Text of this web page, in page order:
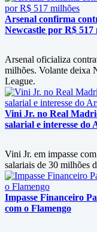
Arsenal confirma
Newcastle por R$ 517
Arsenal oficializa
milhões. Volante deixa
League.
Vini Jr. no Real
salarial e interesse do
Vini Jr. em impasse
salariais de 30 milhões
Impasse Financeiro
com o Flamengo